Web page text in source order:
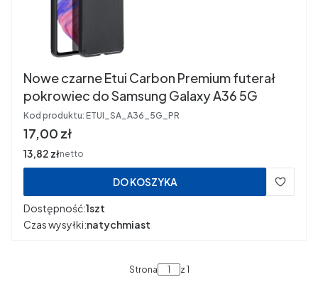
Nowe czarne Etui Carbon Premium futerał
pokrowiec do Samsung Galaxy A36 5G
Kod produktu: ETUI_SA_A36_5G_PR
Cena
17,00 zł
Cena
13,82 złnetto
DO KOSZYKA
Dostępność:1szt
Czas wysyłki:natychmiast
Strona z 1